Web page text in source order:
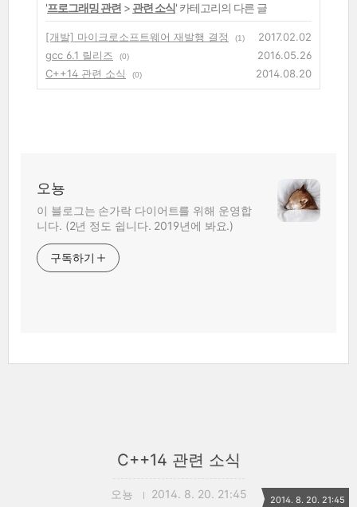
'프로그래밍 관련 > 관련 소식' 카테고리의 다른 글
[개발] 마이크로소프트웨어 재발행 결정 (1)
2017.02.02
gcc 6.1 릴리즈
(0)
2016.05.26
C++14 관련 소식
(0) 2014.08.20
오뇽
이 블로그는 손가락 다이어트를 위해 운영합
니다. (2년 정도 쉽니다. 2019년에 봐요.)
구독하기
C++14 관련 소식
오뇽 2014. 8. 20. 21:45 2014. 8. 20. 21:45